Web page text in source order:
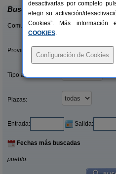
Buscar
Comunidades:
Provincias/Islas:
Tipo alquiler:
Plazas:
Entrada: Salida:
Fechas más buscadas
pueblo:
desactivarlas por completo
elegir su activación/
Cookies”. Más información
COOKIES.